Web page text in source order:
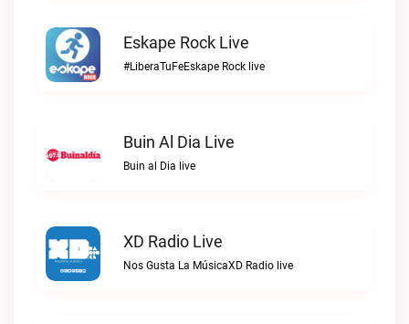
Eskape Rock Live
#LiberaTuFeEskape Rock live
Buin Al Dia Live
Buin al Dia live
XD Radio Live
Nos Gusta La MúsicaXD Radio live